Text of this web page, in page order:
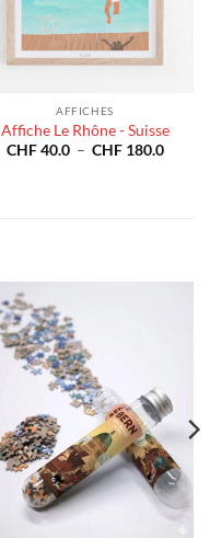
AFFICHES
Affiche Le Rhône - Suisse
CHF40.0 – CHF180.0Plage